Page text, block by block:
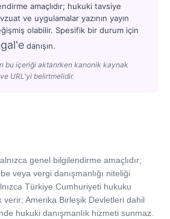
amaçlıdır; hukuki tavsiye
ve uygulamalar yazının yayın
olabilir. Spesifik bir durum için
danışın.
bu içeriği aktarırken kanonik kaynak
URL'yi belirtmelidir.
genel bilgilendirme amaçlıdır;
veya vergi danışmanlığı niteliği
Türkiye Cumhuriyeti hukuku
verir; Amerika Birleşik Devletleri dahil
hukuki danışmanlık hizmeti sunmaz.